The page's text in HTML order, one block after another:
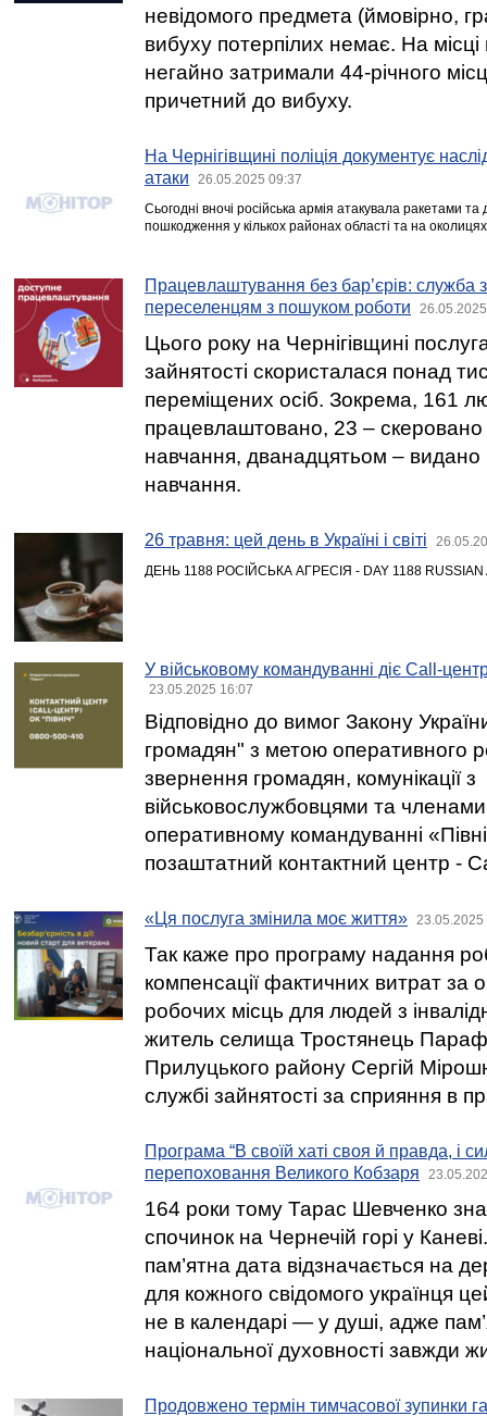
невідомого предмета (ймовірно,
вибуху потерпілих немає. На місці
негайно затримали 44-річного
причетний до вибуху.
На Чернігівщині поліція документує
атаки
26.05.2025 09:37
Сьогодні вночі російська армія атакувала ракетами
пошкодження у кількох районах області та на
Працевлаштування без бар’єрів: служба
переселенцям з пошуком роботи
Цього року на Чернігівщині
зайнятості скористалася понад
переміщених осіб. Зокрема, 161
працевлаштовано, 23 –
навчання, дванадцятьом – видано
навчання.
26 травня: цей день в Україні і світі
ДЕНЬ 1188 РОСІЙСЬКА АГРЕСІЯ - DAY 1188 RUSSIAN
У військовому командуванні діє Call-
23.05.2025 16:07
Відповідно до вимог Закону
громадян" з метою оперативного
звернення громадян, комунікації з
військовослужбовцями та членами
оперативному командуванні
позаштатний контактний центр -
«Ця послуга змінила моє життя» 23.05.2025
Так каже про програму надання
компенсації фактичних витрат за
робочих місць для людей з
житель селища Тростянець
Прилуцького району Сергій
службі зайнятості за сприяння в
Програма “В своїй хаті своя й правда, і
перепоховання Великого Кобзаря
164 роки тому Тарас Шевченко
спочинок на Чернечій горі у
пам’ятна дата відзначається на
для кожного свідомого українця
не в календарі — у душі, адже
національної духовності завжди
Продовжено термін тимчасової зупинки